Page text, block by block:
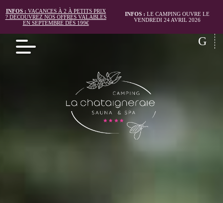
INFOS : VACANCES À 2 À PETITS PRIX
? DÉCOUVREZ NOS OFFRES VALABLES
EN SEPTEMBRE DÈS 199€
INFOS : LE CAMPING OUVRE LE
VENDREDI 24 AVRIL 2026